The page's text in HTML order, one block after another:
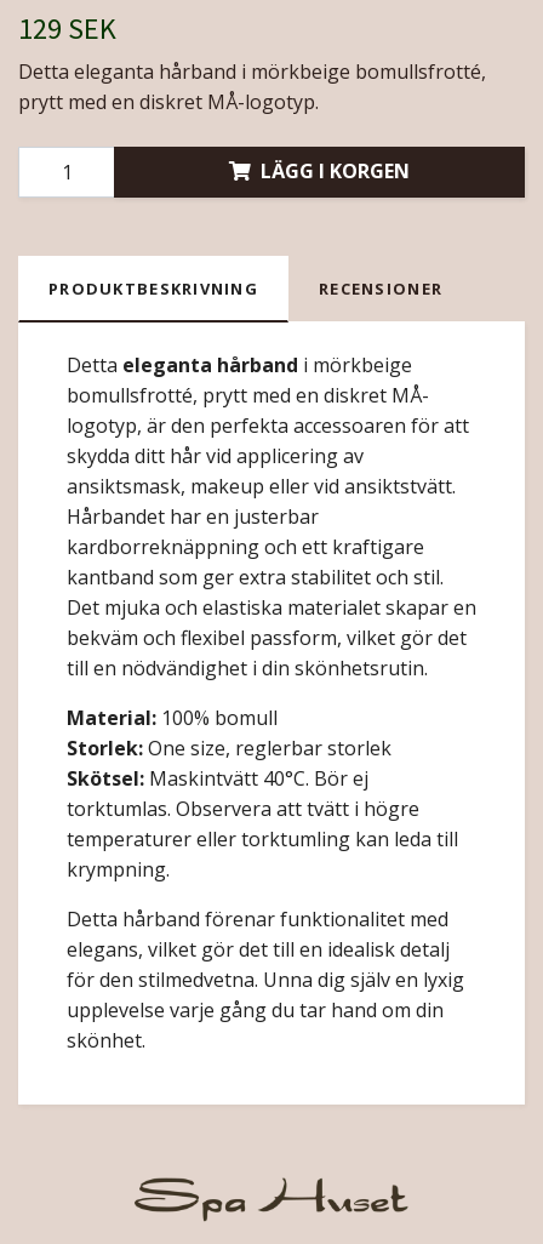
129 SEK
Detta eleganta hårband i mörkbeige bomullsfrotté,
prytt med en diskret MÅ-logotyp.
LÄGG I KORGEN
PRODUKTBESKRIVNING RECENSIONER
Detta eleganta hårband i mörkbeige
bomullsfrotté, prytt med en diskret MÅ-
logotyp, är den perfekta accessoaren för att
skydda ditt hår vid applicering av
ansiktsmask, makeup eller vid ansiktstvätt.
Hårbandet har en justerbar
kardborreknäppning och ett kraftigare
kantband som ger extra stabilitet och stil.
Det mjuka och elastiska materialet skapar en
bekväm och flexibel passform, vilket gör det
till en nödvändighet i din skönhetsrutin.
Material: 100% bomull
Storlek:One size, reglerbar storlek
Skötsel: Maskintvätt 40°C. Bör ej
torktumlas. Observera att tvätt i högre
temperaturer eller torktumling kan leda till
krympning.
Detta hårband förenar funktionalitet med
elegans, vilket gör det till en idealisk detalj
för den stilmedvetna. Unna dig själv en lyxig
upplevelse varje gång du tar hand om din
skönhet.